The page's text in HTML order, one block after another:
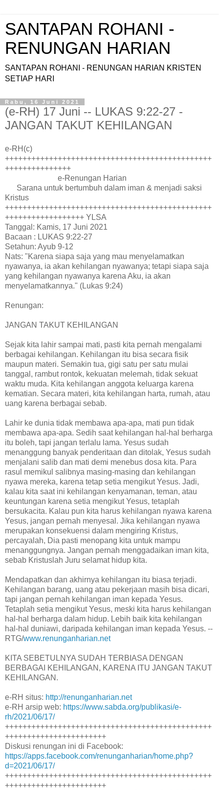
SANTAPAN ROHANI -
RENUNGAN HARIAN
SANTAPAN ROHANI - RENUNGAN HARIAN KRISTEN
SETIAP HARI
Rabu, 16 Juni 2021
(e-RH) 17 Juni -- LUKAS 9:22-27 -
JANGAN TAKUT KEHILANGAN
e-RH(c)
+++++++++++++++++++++++++++++++++++++++++++++++
+++++++++++++++
e-Renungan Harian
Sarana untuk bertumbuh dalam iman & menjadi saksi
Kristus
+++++++++++++++++++++++++++++++++++++++++++++++
++++++++++++++++++ YLSA
Tanggal: Kamis, 17 Juni 2021
Bacaan : LUKAS 9:22-27
Setahun: Ayub 9-12
Nats: "Karena siapa saja yang mau menyelamatkan
nyawanya, ia akan kehilangan nyawanya; tetapi siapa saja
yang kehilangan nyawanya karena Aku, ia akan
menyelamatkannya." (Lukas 9:24)
Renungan:
JANGAN TAKUT KEHILANGAN
Sejak kita lahir sampai mati, pasti kita pernah mengalami
berbagai kehilangan. Kehilangan itu bisa secara fisik
maupun materi. Semakin tua, gigi satu per satu mulai
tanggal, rambut rontok, kekuatan melemah, tidak sekuat
waktu muda. Kita kehilangan anggota keluarga karena
kematian. Secara materi, kita kehilangan harta, rumah, atau
uang karena berbagai sebab.
Lahir ke dunia tidak membawa apa-apa, mati pun tidak
membawa apa-apa. Sedih saat kehilangan hal-hal berharga
itu boleh, tapi jangan terlalu lama. Yesus sudah
menanggung banyak penderitaan dan ditolak, Yesus sudah
menjalani salib dan mati demi menebus dosa kita. Para
rasul memikul salibnya masing-masing dan kehilangan
nyawa mereka, karena tetap setia mengikut Yesus. Jadi,
kalau kita saat ini kehilangan kenyamanan, teman, atau
keuntungan karena setia mengikut Yesus, tetaplah
bersukacita. Kalau pun kita harus kehilangan nyawa karena
Yesus, jangan pernah menyesal. Jika kehilangan nyawa
merupakan konsekuensi dalam mengiring Kristus,
percayalah, Dia pasti menopang kita untuk mampu
menanggungnya. Jangan pernah menggadaikan iman kita,
sebab Kristuslah Juru selamat hidup kita.
Mendapatkan dan akhirnya kehilangan itu biasa terjadi.
Kehilangan barang, uang atau pekerjaan masih bisa dicari,
tapi jangan pernah kehilangan iman kepada Yesus.
Tetaplah setia mengikut Yesus, meski kita harus kehilangan
hal-hal berharga dalam hidup. Lebih baik kita kehilangan
hal-hal duniawi, daripada kehilangan iman kepada Yesus. --
RTG/www.renunganharian.net
KITA SEBETULNYA SUDAH TERBIASA DENGAN
BERBAGAI KEHILANGAN, KARENA ITU JANGAN TAKUT
KEHILANGAN.
e-RH situs: http://renunganharian.net
e-RH arsip web: https://www.sabda.org/publikasi/e-
rh/2021/06/17/
+++++++++++++++++++++++++++++++++++++++++++++++
+++++++++++++++++++++++
Diskusi renungan ini di Facebook:
https://apps.facebook.com/renunganharian/home.php?
d=2021/06/17/
+++++++++++++++++++++++++++++++++++++++++++++++
+++++++++++++++++++++++